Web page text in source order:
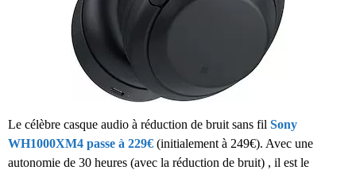
Le célèbre casque audio à réduction de bruit sans fil Sony
WH1000XM4 passe à 229€ (initialement à 249€). Avec une
autonomie de 30 heures (avec la réduction de bruit) , il est le